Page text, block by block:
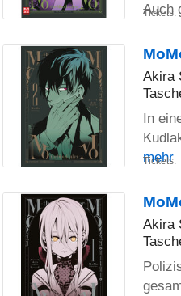
Auch
Tickets:
Akira
In
mehr
Tickets:
Akira